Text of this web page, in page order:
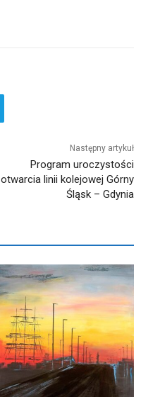
Następny artykuł
Program uroczystości
otwarcia linii kolejowej Górny
Śląsk – Gdynia